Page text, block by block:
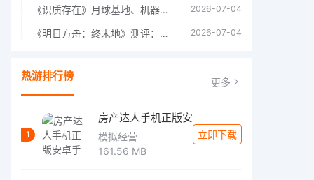
《识质存在》月球基地、机器人女孩多年来最佳射击游戏 2026-07-04
《明日方舟：终末地》测评：于荒芜之中，重建文明 2026-07-04
热游排行榜 更多
1
房产达人手机正版安
模拟经营
161.56 MB
立即下载